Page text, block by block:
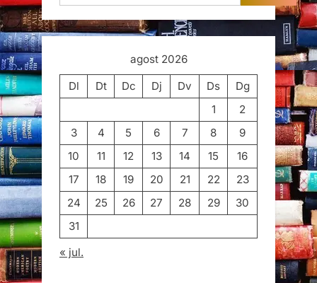
agost 2026
Dl
Dt Dc Dj Dv Ds
Dg
1
2
3
4 5 6 7 8
9
10
11 12 13 14 15
16
17
18 19 20 21 22
23
24
25 26 27 28 29
30
31
« jul.